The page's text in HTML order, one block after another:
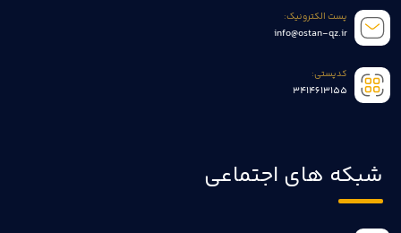
پست الکترونیک:
info@ostan-qz.ir
کدپستی:
3414613155
شبکه های اجتماعی